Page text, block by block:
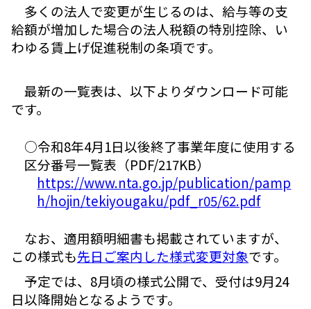
多くの法人で変更が生じるのは、給与等の支
給額が増加した場合の法人税額の特別控除、い
わゆる賃上げ促進税制の条項です。
最新の一覧表は、以下よりダウンロード可能
です。
○令和8年4月1日以後終了事業年度に使用する
区分番号一覧表（PDF/217KB）
https://www.nta.go.jp/publication/pamp
h/hojin/tekiyougaku/pdf_r05/62.pdf
なお、適用額明細書も掲載されていますが、
この様式も先日ご案内した様式変更対象です。
予定では、8月頃の様式公開で、受付は9月24
日以降開始となるようです。